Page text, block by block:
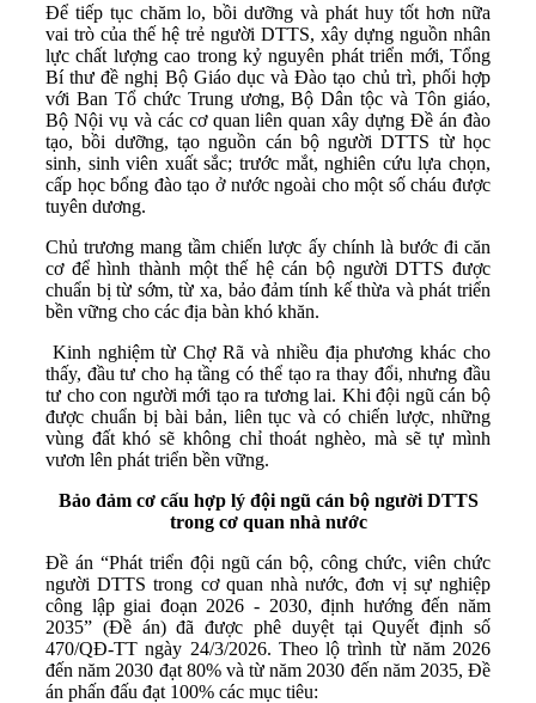
Để tiếp tục chăm lo, bồi dưỡng và phát huy tốt hơn nữa
vai trò của thế hệ trẻ người DTTS, xây dựng nguồn nhân
lực chất lượng cao trong kỷ nguyên phát triển mới, Tổng
Bí thư đề nghị Bộ Giáo dục và Đào tạo chủ trì, phối hợp
với Ban Tổ chức Trung ương, Bộ Dân tộc và Tôn giáo,
Bộ Nội vụ và các cơ quan liên quan xây dựng Đề án đào
tạo, bồi dưỡng, tạo nguồn cán bộ người DTTS từ học
sinh, sinh viên xuất sắc; trước mắt, nghiên cứu lựa chọn,
cấp học bổng đào tạo ở nước ngoài cho một số cháu được
tuyên dương.
Chủ trương mang tầm chiến lược ấy chính là bước đi căn
cơ để hình thành một thế hệ cán bộ người DTTS được
chuẩn bị từ sớm, từ xa, bảo đảm tính kế thừa và phát triển
bền vững cho các địa bàn khó khăn.
Kinh nghiệm từ Chợ Rã và nhiều địa phương khác cho
thấy, đầu tư cho hạ tầng có thể tạo ra thay đổi, nhưng đầu
tư cho con người mới tạo ra tương lai. Khi đội ngũ cán bộ
được chuẩn bị bài bản, liên tục và có chiến lược, những
vùng đất khó sẽ không chỉ thoát nghèo, mà sẽ tự mình
vươn lên phát triển bền vững.
Bảo đảm cơ cấu hợp lý đội ngũ cán bộ người DTTS
trong cơ quan nhà nước
Đề án “Phát triển đội ngũ cán bộ, công chức, viên chức
người DTTS trong cơ quan nhà nước, đơn vị sự nghiệp
công lập giai đoạn 2026 - 2030, định hướng đến năm
2035” (Đề án) đã được phê duyệt tại Quyết định số
470/QĐ-TT ngày 24/3/2026. Theo lộ trình từ năm 2026
đến năm 2030 đạt 80% và từ năm 2030 đến năm 2035, Đề
án phấn đấu đạt 100% các mục tiêu: